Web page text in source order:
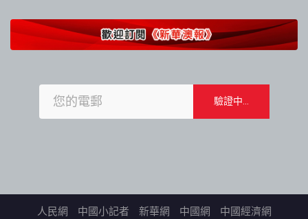
人民網 中國小記者 新華網 中國網 中國經濟網